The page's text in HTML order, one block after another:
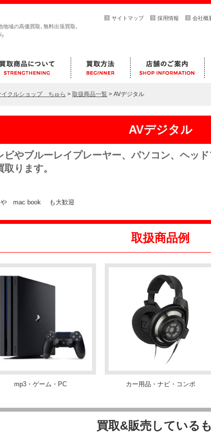
域の高価買取､無料出張買取､
サイトマップ 採用情報 会社概
イクルショップ ちゅら > 取扱商品一覧 > AVデジタル
AVデジタル
ビやブルーレイプレーヤー、パソコン、ヘッ
取ります。
や mac book も大歓迎
取扱商品例
mp3・ゲーム・PC カー用品・ナビ・コンポ
買取&販売している